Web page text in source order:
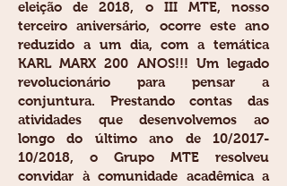
eleição de 2018, o III MTE, nosso
terceiro aniversário, ocorre este ano
reduzido a um dia, com a temática
KARL MARX 200 ANOS!!! Um legado
revolucionário para pensar a
conjuntura. Prestando contas das
atividades que desenvolvemos ao
longo do último ano de 10/2017-
10/2018, o Grupo MTE resolveu
convidar à comunidade acadêmica a